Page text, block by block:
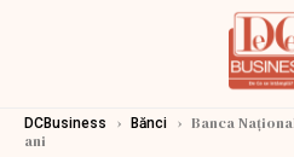
DCBusiness › Bănci › Banca
ani